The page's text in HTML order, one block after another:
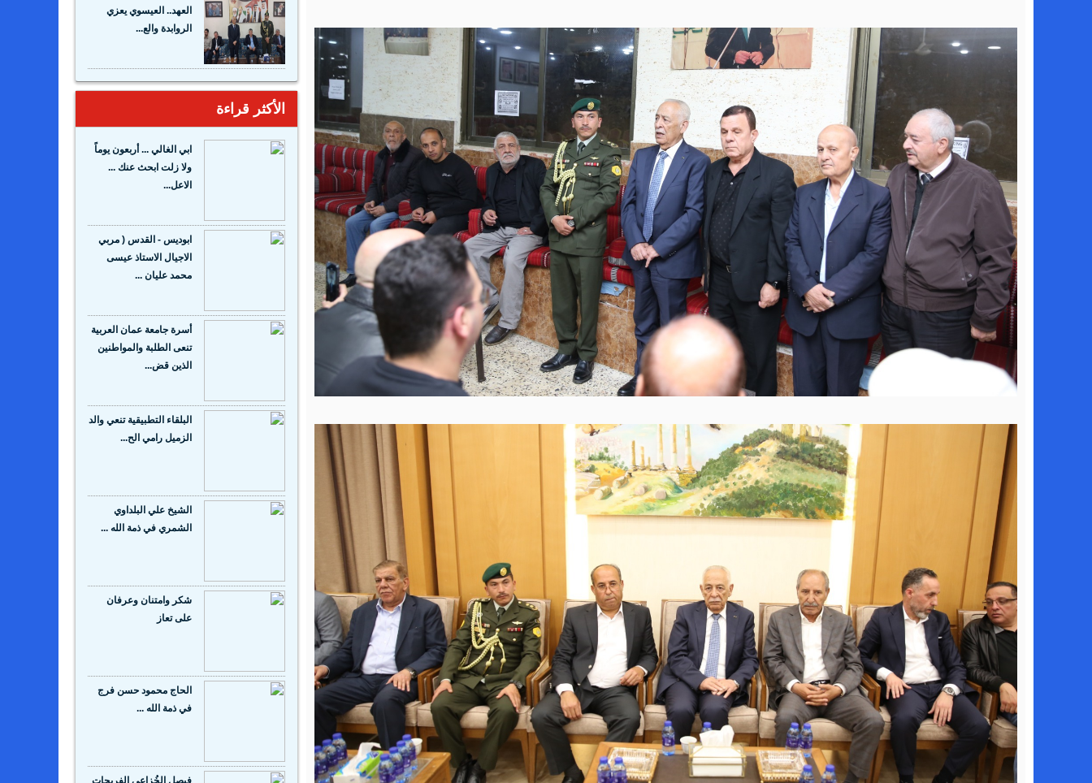
العهد.. العيسوي يعزي
الروابدة والع...
الأكثر قراءة
ابي الغالي ... أربعون يوماً
ولا زلت ابحث عنك ...
الاعل...
ابوديس - القدس ( مربي
الاجيال الاستاذ عيسى
محمد عليان ...
أسرة جامعة عمان العربية
تنعى الطلبة والمواطنين
الذين قض...
‬الزميل‭ ‬رامي‭ ‬الح...
الشيخ علي البلداوي
الشمري في ذمة الله ...
شكر وامتنان وعرفان
على تعاز
الحاج محمود حسن فرج
في ذمة الله ...